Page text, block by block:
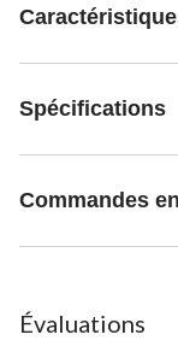
Spécifications
Commandes
Évaluations